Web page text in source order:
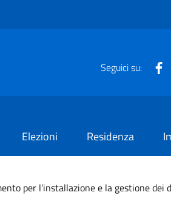
Seguici su:
Elezioni Residenza
per l’installazione e la gestione dei